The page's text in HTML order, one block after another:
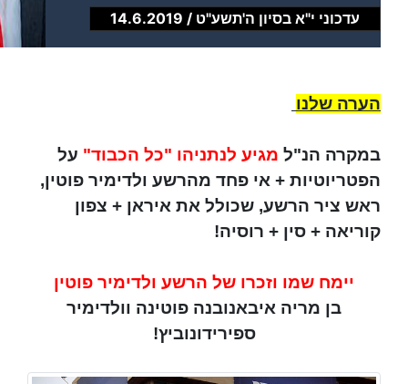
עדכוני י"א בסיון ה'תשע"ט / 14.6.2019
הערה שלנו
במקרה הנ"ל מגיע לנתניהו "כל הכבוד" על
הפטריוטיות + אי פחד מהרשע ולדימיר פוטין,
ראש ציר הרשע, שכולל את איראן + צפון
קוריאה + סין + רוסיה!
יימח שמו וזכרו של הרשע ולדימיר פוטין
בן מריה איבאנובנה פוטינה וולדימיר
ספירידונוביץ!